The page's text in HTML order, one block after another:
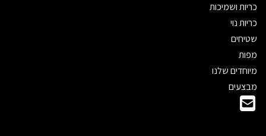
כריות ושמיכות
כריות נוי
שטיחים
מפות
מיוחדים שלנו
מבצעים